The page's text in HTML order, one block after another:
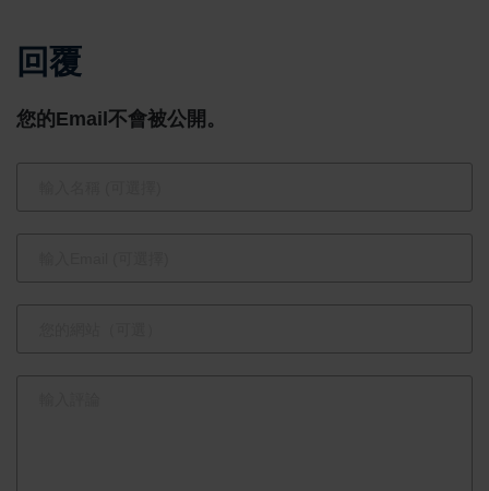
5月11日起
開設專場法
回覆
您的Email不會被公開。